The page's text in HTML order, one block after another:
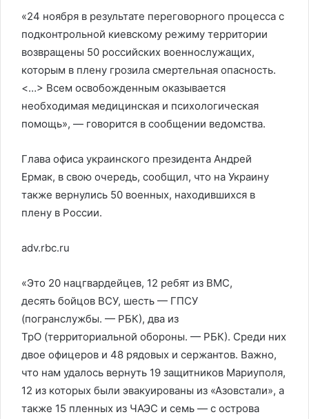
«24 ноября в результате переговорного процесса с
подконтрольной киевскому режиму территории
возвращены 50 российских военнослужащих,
которым в плену грозила смертельная опасность.
<…> Всем освобожденным оказывается
необходимая медицинская и психологическая
помощь», — говорится в сообщении ведомства.
Глава офиса украинского президента Андрей
Ермак, в свою очередь, сообщил, что на Украину
также вернулись 50 военных, находившихся в
плену в России.
adv.rbc.ru
«Это 20 нацгвардейцев, 12 ребят из ВМС,
десять бойцов ВСУ, шесть — ГПСУ
(погранслужбы. — РБК), два из
ТрО (территориальной обороны. — РБК). Среди них
двое офицеров и 48 рядовых и сержантов. Важно,
что нам удалось вернуть 19 защитников Мариуполя,
12 из которых были эвакуированы из «Азовстали», а
также 15 пленных из ЧАЭС и семь — с острова